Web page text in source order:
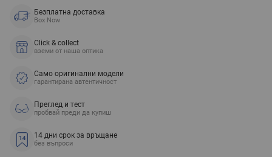
Безплатна доставка
Box Now
Click & collect
вземи от наша оптика
Само оригинални модели
гарантирана автентичност
Преглед и тест
пробвай преди да купиш
14 дни срок за връщане
без въпроси